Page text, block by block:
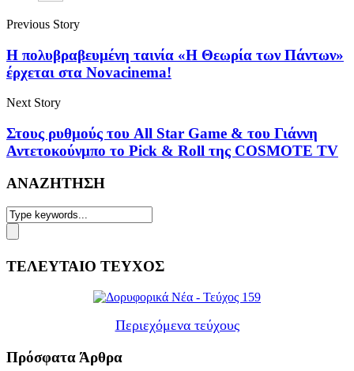
Previous Story
Η πολυβραβευμένη ταινία «Η Θεωρία των Πάντων»
έρχεται στα Novacinema!
Next Story
Στους ρυθμούς του All Star Game & του Γιάννη
Αντετοκούνμπο το Pick & Roll της COSMOTE TV
ΑΝΑΖΗΤΗΣΗ
ΤΕΛΕΥΤΑΙΟ ΤΕΥΧΟΣ
Περιεχόμενα τεύχους
Πρόσφατα Άρθρα